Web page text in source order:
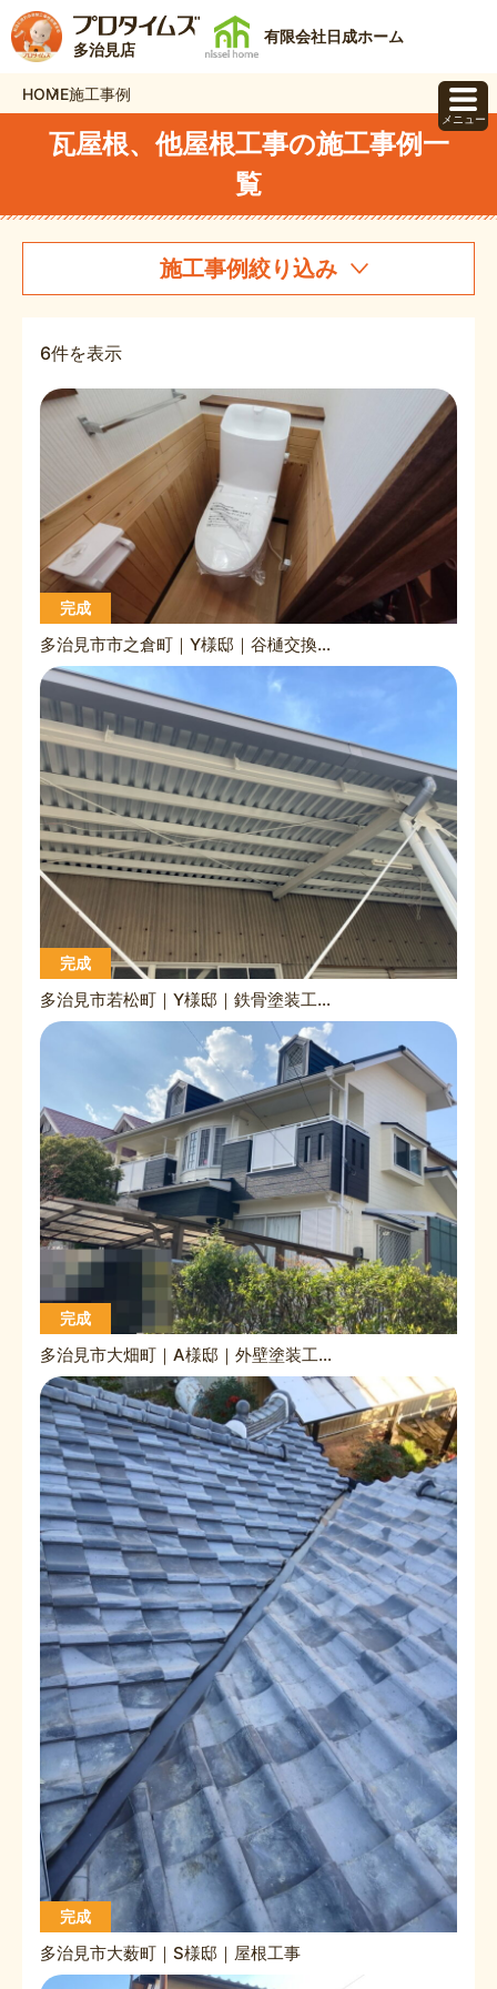
多治見店
有限会社日成ホーム
HOME施工事例
瓦屋根、他屋根工事の施工事例一
覧
施工事例絞り込み
6件を表示
完成
多治見市市之倉町｜Y様邸｜谷樋交換工事｜トイレ便座交換工事
完成
多治見市若松町｜Y様邸｜鉄骨塗装工事｜屋根板金工事｜波板交換工事
完成
多治見市大畑町｜A様邸｜外壁塗装工事｜屋根カバー工事｜屋根造作工事
完成
多治見市大薮町｜S様邸｜屋根工事
メニュー